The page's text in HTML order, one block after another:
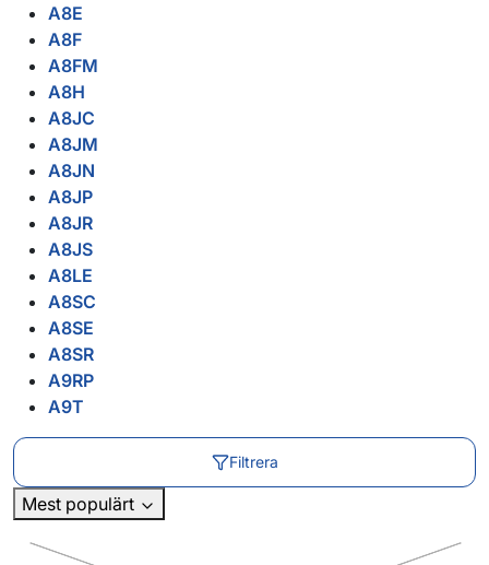
A8E
A8F
A8FM
A8H
A8JC
A8JM
A8JN
A8JP
A8JR
A8JS
A8LE
A8SC
A8SE
A8SR
A9RP
A9T
Filtrera
Mest populärt